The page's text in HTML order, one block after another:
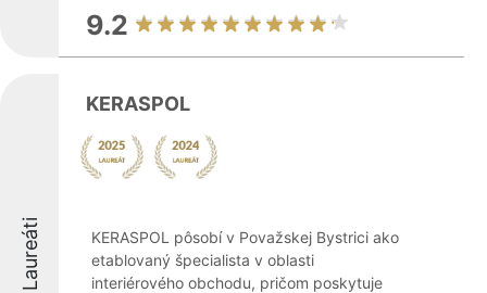
9.2
Laureáti
KERASPOL
KERASPOL pôsobí v Považskej Bystrici ako
etablovaný špecialista v oblasti
interiérového obchodu, pričom poskytuje